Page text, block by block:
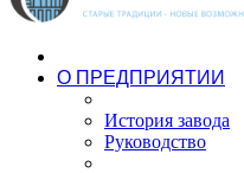
О ПРЕДПРИЯТИИ
История завода
Руководство